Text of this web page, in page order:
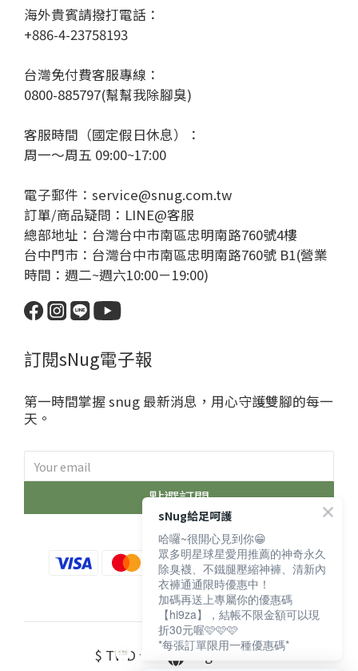
海外貴賓請撥打電話：
+886-4-23758193
台灣免付費客服專線：
0800-885797(幫幫我除腳臭)
客服時間（國定假日休息）：
周一～周五 09:00~17:00
電子郵件：service@snug.com.tw
訂單/商品疑問： LINE@客服
總部地址：台灣台中市南區忠明南路760號4樓
台中門市：台灣台中市南區忠明南路760號 B1(營業
時間：週二~週六10:00－19:00)
訂閱sNug電子報
第一時間掌握 snug 最新消息，用心守護雙腳的每一
天。
點選訂閱
$ TWD English
sNug給足呵護
哈囉~很開心見到你😁
眾多明星球星愛用推薦的神奇永久
除臭襪、不鐵腿壓縮神褲、清新內
衣褲通通限時優惠中！
加碼再送上專屬你的優惠碼
【hi9za】，結帳不限金額可以現
折30元喔🩷🩷🩷
*每張訂單限用一種優惠碼*